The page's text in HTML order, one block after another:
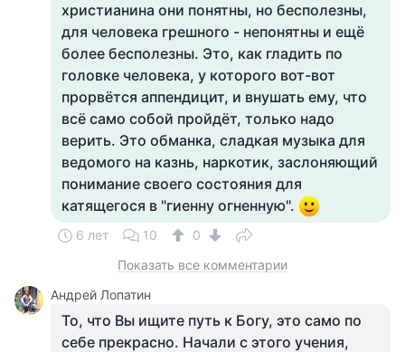
христианина они понятны, но бесполезны,
для человека грешного - непонятны и ещё
более бесполезны. Это, как гладить по
головке человека, у которого вот-вот
прорвётся аппендицит, и внушать ему, что
всё само собой пройдёт, только надо
верить. Это обманка, сладкая музыка для
ведомого на казнь, наркотик, заслоняющий
понимание своего состояния для
катящегося в "гиенну огненную".
6 лет 10
0
Показать все комментарии
Андрей Лопатин
То, что Вы ищите путь к Богу, это само по
себе прекрасно. Начали с этого учения,